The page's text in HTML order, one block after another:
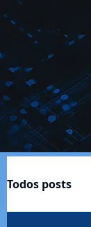
Todos posts